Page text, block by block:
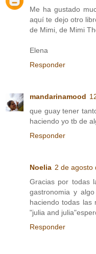
Me ha gustado
aquí te dejo otro
de Mimi, de Mimi
Elena
Responder
mandarinamood
que guay tener
haciendo yo tb de
Responder
Noelia 2 de agosto
Gracias por todas
gastronomia y
haciendo todas las
"julia and
Responder